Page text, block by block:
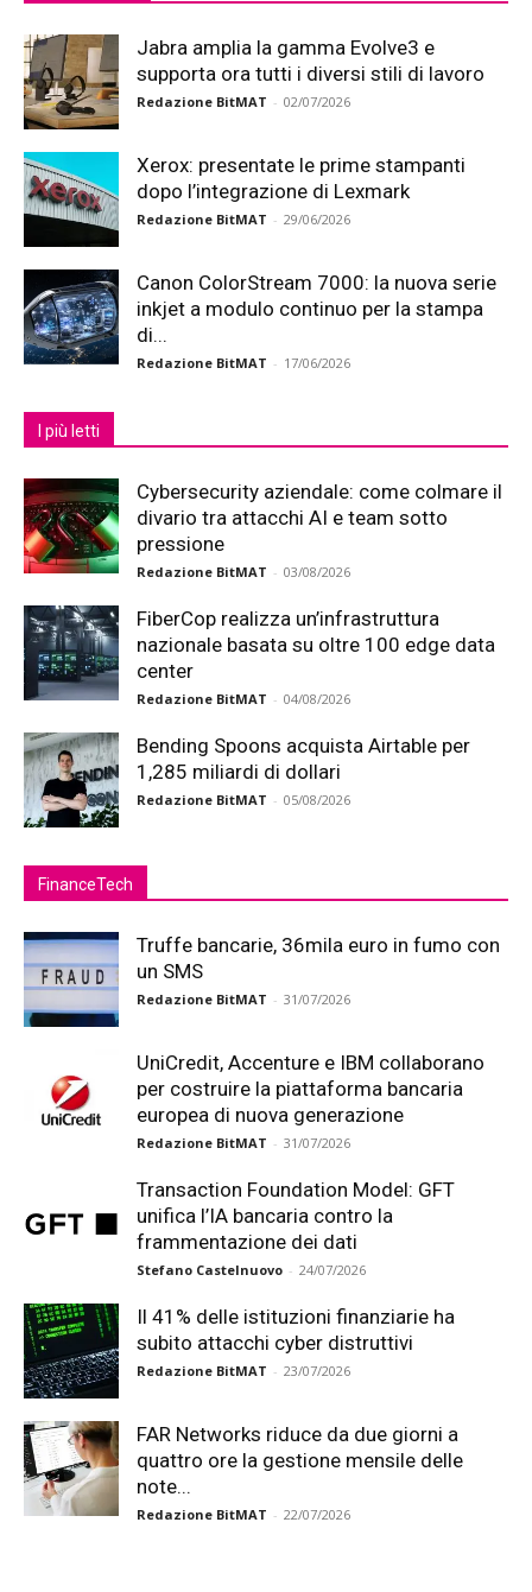
Jabra amplia la gamma Evolve3 e
supporta ora tutti i diversi stili di lavoro
Redazione BitMAT - 02/07/2026
Xerox: presentate le prime stampanti
dopo l’integrazione di Lexmark
Redazione BitMAT - 29/06/2026
Canon ColorStream 7000: la nuova serie
inkjet a modulo continuo per la stampa
di...
Redazione BitMAT - 17/06/2026
I più letti
Cybersecurity aziendale: come colmare il
divario tra attacchi AI e team sotto
pressione
Redazione BitMAT - 03/08/2026
FiberCop realizza un’infrastruttura
nazionale basata su oltre 100 edge data
center
Redazione BitMAT - 04/08/2026
Bending Spoons acquista Airtable per
1,285 miliardi di dollari
Redazione BitMAT - 05/08/2026
FinanceTech
Truffe bancarie, 36mila euro in fumo con
un SMS
Redazione BitMAT - 31/07/2026
UniCredit, Accenture e IBM collaborano
per costruire la piattaforma bancaria
europea di nuova generazione
Redazione BitMAT - 31/07/2026
Transaction Foundation Model: GFT
unifica l’IA bancaria contro la
frammentazione dei dati
Stefano Castelnuovo - 24/07/2026
Il 41% delle istituzioni finanziarie ha
subito attacchi cyber distruttivi
Redazione BitMAT - 23/07/2026
FAR Networks riduce da due giorni a
quattro ore la gestione mensile delle
note...
Redazione BitMAT - 22/07/2026